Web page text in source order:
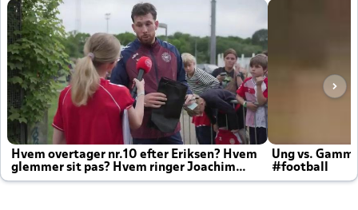
Hvem overtager nr.10 efter Eriksen? Hvem
glemmer sit pas? Hvem ringer Joachim
altid til efter kampe?
Ung vs.
#football